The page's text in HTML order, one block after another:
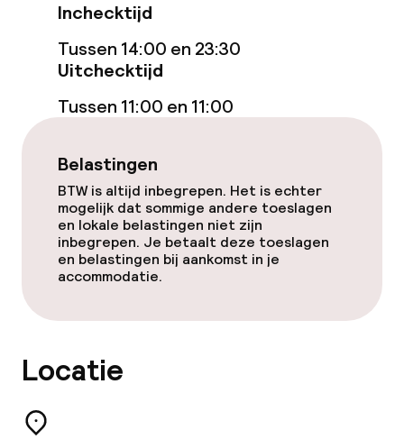
Beleid
Inchecktijd
Tussen 14:00 en 23:30
Uitchecktijd
Tussen 11:00 en 11:00
Belastingen
BTW is altijd inbegrepen. Het is echter
mogelijk dat sommige andere toeslagen
en lokale belastingen niet zijn
inbegrepen. Je betaalt deze toeslagen
en belastingen bij aankomst in je
accommodatie.
Locatie